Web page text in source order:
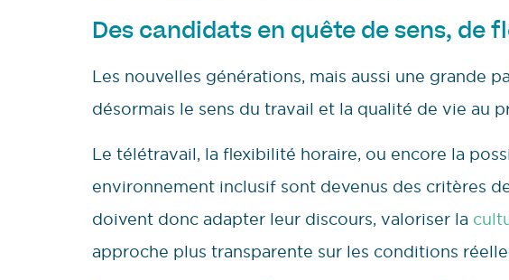
Des candidats en quête de sens, de
Les nouvelles générations, mais aussi une grande
désormais le sens du travail et la qualité de vie au
Le télétravail, la flexibilité horaire, ou encore la
environnement inclusif sont devenus des critères
doivent donc adapter leur discours, valoriser la
approche plus transparente sur les conditions